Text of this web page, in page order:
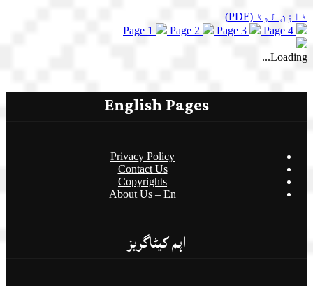
ڈاؤن لوڈ (PDF)
Page 1
Page 2 Page 3 Page 4
Loading...
English Pages
Privacy Policy
Contact Us
Copyrights
About Us – En
اہم کیٹاگریز